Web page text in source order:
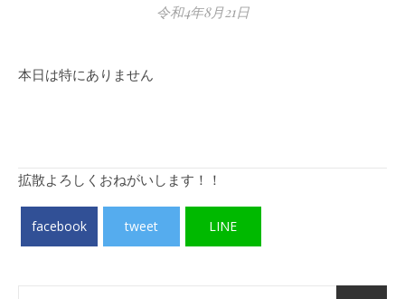
令和4年8月21日
本日は特にありません
拡散よろしくおねがいします！！
facebook tweet LINE